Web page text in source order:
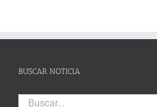
BUSCAR NOTICIA
Buscar: